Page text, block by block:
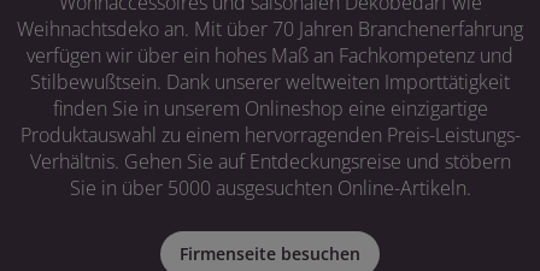
Weihnachtsdeko an. Mit über 70 Jahren Branchenerfahrung
verfügen wir über ein hohes Maß an Fachkompetenz und
Stilbewußtsein. Dank unserer weltweiten Importtätigkeit
finden Sie in unserem Onlineshop eine einzigartige
Produktauswahl zu einem hervorragenden Preis-Leistungs-
Verhältnis. Gehen Sie auf Entdeckungsreise und stöbern
Sie in über 5000 ausgesuchten Online-Artikeln.
Firmenseite besuchen